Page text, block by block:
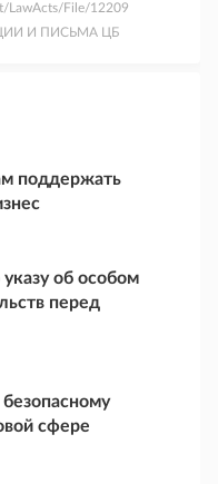
LawActs/File/12209
И ПИСЬМА ЦБ
поддержать
об особом
перед
сфере